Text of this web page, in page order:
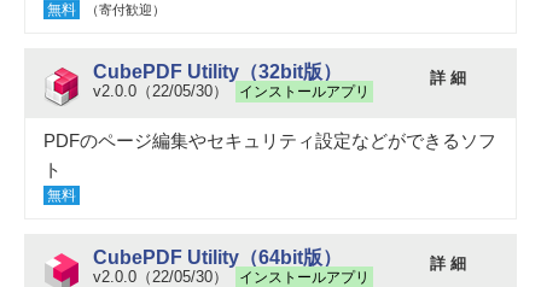
無料 （寄付歓迎）
CubePDF Utility（32bit版）
v2.0.0（22/05/30） インストールアプリ
詳 細
PDFのページ編集やセキュリティ設定などができるソフ
ト
無料
CubePDF Utility（64bit版）
v2.0.0（22/05/30） インストールアプリ
詳 細